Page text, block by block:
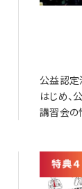
公益認定
はじめ、
講習会の